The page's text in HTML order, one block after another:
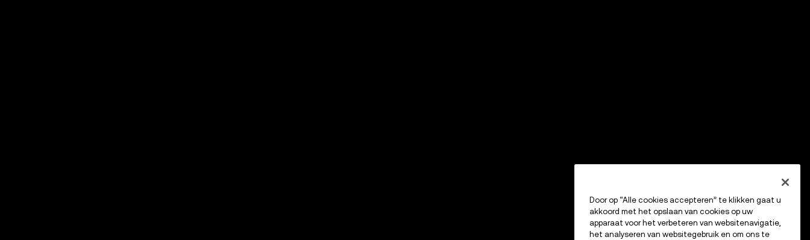
Door op “Alle cookies accepteren” te klikken gaat u
akkoord met het opslaan van cookies op uw
apparaat voor het verbeteren van websitenavigatie,
het analyseren van websitegebruik en om ons te